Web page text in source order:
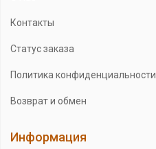
Контакты
Статус заказа
Политика конфиденциальности
Возврат и обмен
Информация